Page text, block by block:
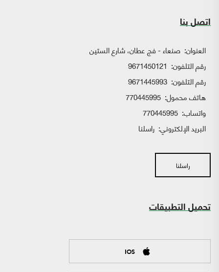
اتصل بنا
العنوان: صنعاء - فج عطان، شارع الستين
رقم التلفون: 9671450121
رقم التلفون: 9671445993
هاتف محمول: 770445995
واتساب:
البريد الإلكتروني: راسلنا
راسلنا
تحميل التطبيقات
IOS